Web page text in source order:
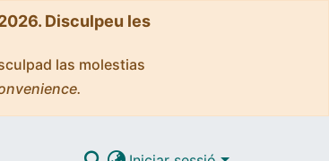
Disculpeu les
las molestias